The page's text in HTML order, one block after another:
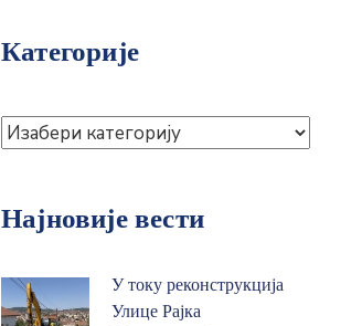
Категорије
Најновије вести
У току реконструкција
Улице Рајка